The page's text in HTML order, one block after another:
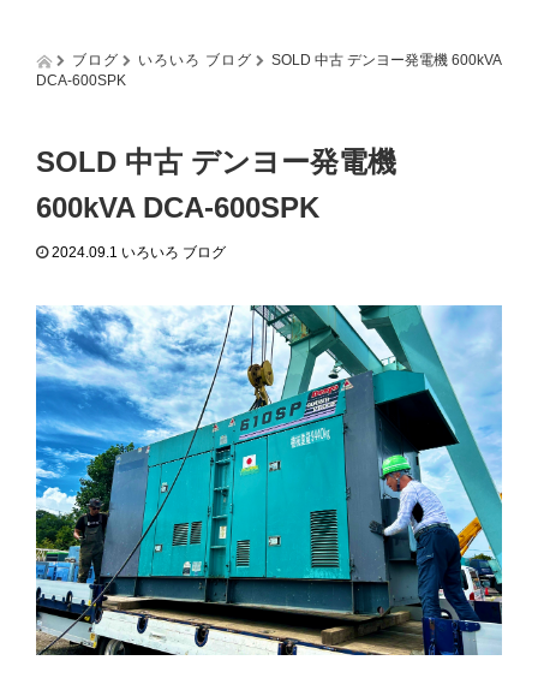
l
ブログ いろいろ ブログ
SOLD 中古 デンヨー発電機 600kVA
DCA-600SPK
SOLD 中古 デンヨー発電機
600kVA DCA-600SPK
2024.09.1 いろいろ ブログ